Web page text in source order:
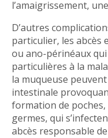
l’amaigrissement,
D’autres
particulier, les abcès
ou ano-périnéaux
particulières à la
la muqueuse
intestinale
formation de poches,
germes, qui
abcès responsable